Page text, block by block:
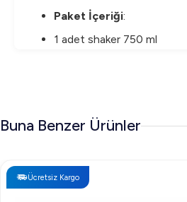
Paket İçeriği:
1 adet shaker 750 ml
Vosco VSC-K3 3 Parça
almak için satış kanallarını
Vosco VSC-K3 3 Parça
Buna Benzer Ürünler
Ücretsiz Kargo